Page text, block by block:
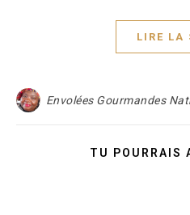
LIRE LA
Envolées Gourmandes
TU POURRAIS